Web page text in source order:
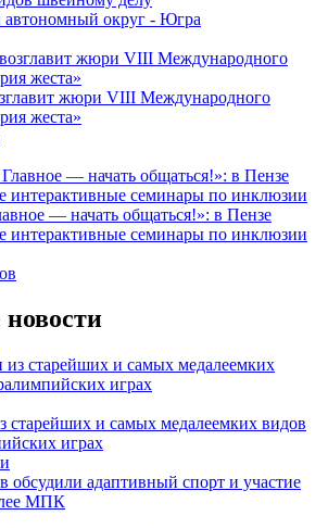
округ - Югра
жюри VIII Международного
жеста»
— начать общаться!»: в Пензе
интерактивные семинары по инклюзии
и самых медалеемких видов
играх